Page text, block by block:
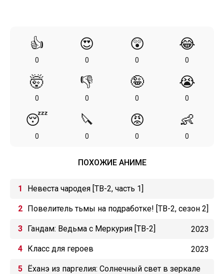
👍
0
😍
0
😲
0
😂
0
🤯
0
👎
0
🤪
0
😭
0
😴
0
🔪
0
😡
0
👶
0
ПОХОЖИЕ АНИМЕ
Невеста чародея [ТВ-2, часть 1]
Повелитель тьмы на подработке! [ТВ-2, сезон 2]
Гандам: Ведьма с Меркурия [ТВ-2] 2023
Класс для героев 2023
Ёханэ из паргелия: Солнечный свет в зеркале